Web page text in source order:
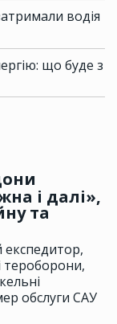
водія
що буде з
і далі»,
та
експедитор,
тероборони,
обслуги САУ